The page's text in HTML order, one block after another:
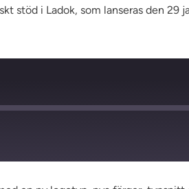
stöd i Ladok, som lanseras den 29